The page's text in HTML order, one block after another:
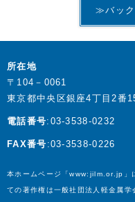
≫バック
所在地
〒104－0061
東京都中央区銀座4丁目2番
電話番号:03-3538-0232
FAX番号 :03-3538-0226
本ホームページ「www:jilm.or.jp」
ての著作権は一般社団法人軽金属